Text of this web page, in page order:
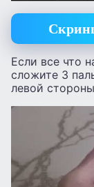
Если все что
сложите 3
левой